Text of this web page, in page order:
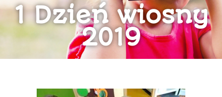
1 Dzień wiosny
2019